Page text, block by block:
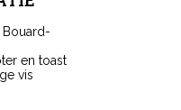
en toast
vis